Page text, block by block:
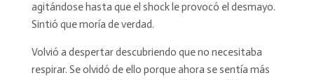
agitándose hasta que el shock le provocó el desmayo.
Sintió que moría de verdad.
Volvió a despertar descubriendo que no necesitaba
respirar. Se olvidó de ello porque ahora se sentía más